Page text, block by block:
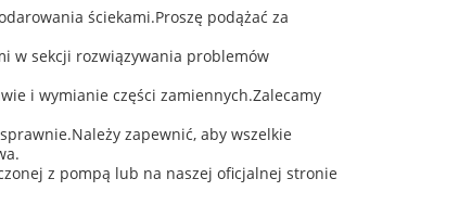
ściekami.Proszę podążać za
w sekcji rozwiązywania problemów
i wymianie części zamiennych.Zalecamy
zapewnić, aby wszelkie
z pompą lub na naszej oficjalnej stronie